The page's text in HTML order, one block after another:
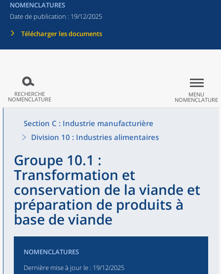
NOMENCLATURES
Date de publication : 19/12/2025
Télécharger les documents
RECHERCHE
NOMENCLATURE
MENU
NOMENCLATURE
Section C : Industrie manufacturière
Division 10 : Industries alimentaires
Groupe 10.1 :
Transformation et
conservation de la viande et
préparation de produits à
base de viande
NOMENCLATURES
Dernière mise à jour le : 19/12/2025